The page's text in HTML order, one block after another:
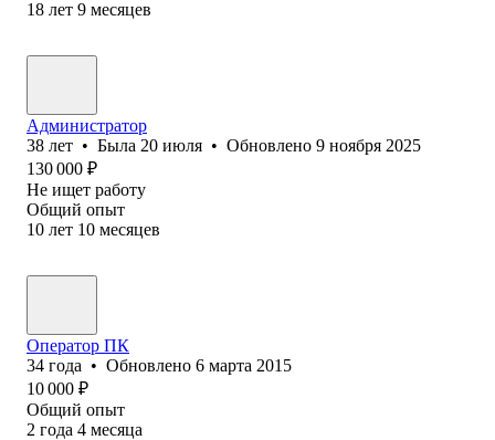
18 лет 9 месяцев
Администратор
38 лет • Была 20 июля • Обновлено 9 ноября 2025
130 000 ₽
Не ищет работу
Общий опыт
10 лет 10 месяцев
Оператор ПК
34 года • Обновлено 6 марта 2015
10 000 ₽
Общий опыт
2 года 4 месяца